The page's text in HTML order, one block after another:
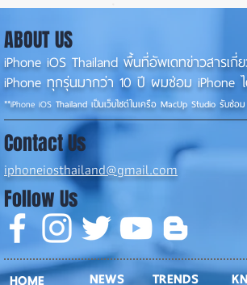
น่าใช้กว่าเดิม หลายแอปรองรับ
แนวนอนเต็มรูปแบบ! 📱✨
ABOUT US
iPhone iOS Thailand พื้นที่อัพเดทข่าวสารเ
iPhone ทุกรุ่นมากว่า 10 ปี ผมซ่อม iPhone
**iPhone iOS Thailand เป็นเว็บไซต์ในเครือ MacUp Studio รับซ่
Contact Us
iphoneiosthailand@gmail.com
Follow Us
NEWS TRENDS